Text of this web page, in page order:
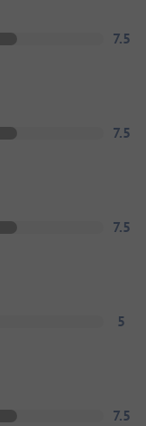
7.5
7.5
7.5
5
7.5